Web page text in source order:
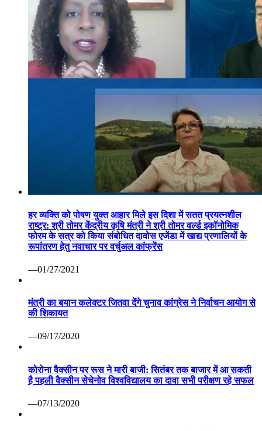
हर व्यक्ति को पोषण युक्त आहार मिले इस दिशा में सतत प्रयत्नशील
राष्ट्र: श्री तोमर केंद्रीय कृषि मंत्री ने श्री तोमर वर्ल्ड इकॉनोमिक
फोरम के सत्र को किया संबोधित दावोस एजेंडा में खाद्य प्रणालियों के
रूपांतरण हेतु नवाचार पर वर्चुअल कांफ्रेंस
—01/27/2021
मंत्री का बयान कलेक्टर जितवा देंगे चुनाव कांग्रेस ने निर्वाचन आयोग से
की शिकायत
—09/17/2020
कोरोना वैक्सीन पर रूस ने मारी बाजी: सितंबर तक बाजार में आ सकती
है पहली वैक्सीन सेचेनोव विश्वविद्यालय का दावा सभी परीक्षण रहे सफल
—07/13/2020